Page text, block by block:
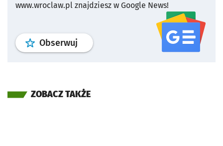
www.wroclaw.pl znajdziesz w Google News!
Obserwuj profil serwisu
ZOBACZ TAKŻE